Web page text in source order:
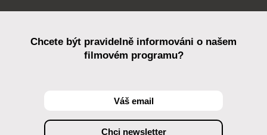
Chcete být pravidelně informováni o našem
filmovém programu?